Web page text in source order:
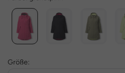
Größe: